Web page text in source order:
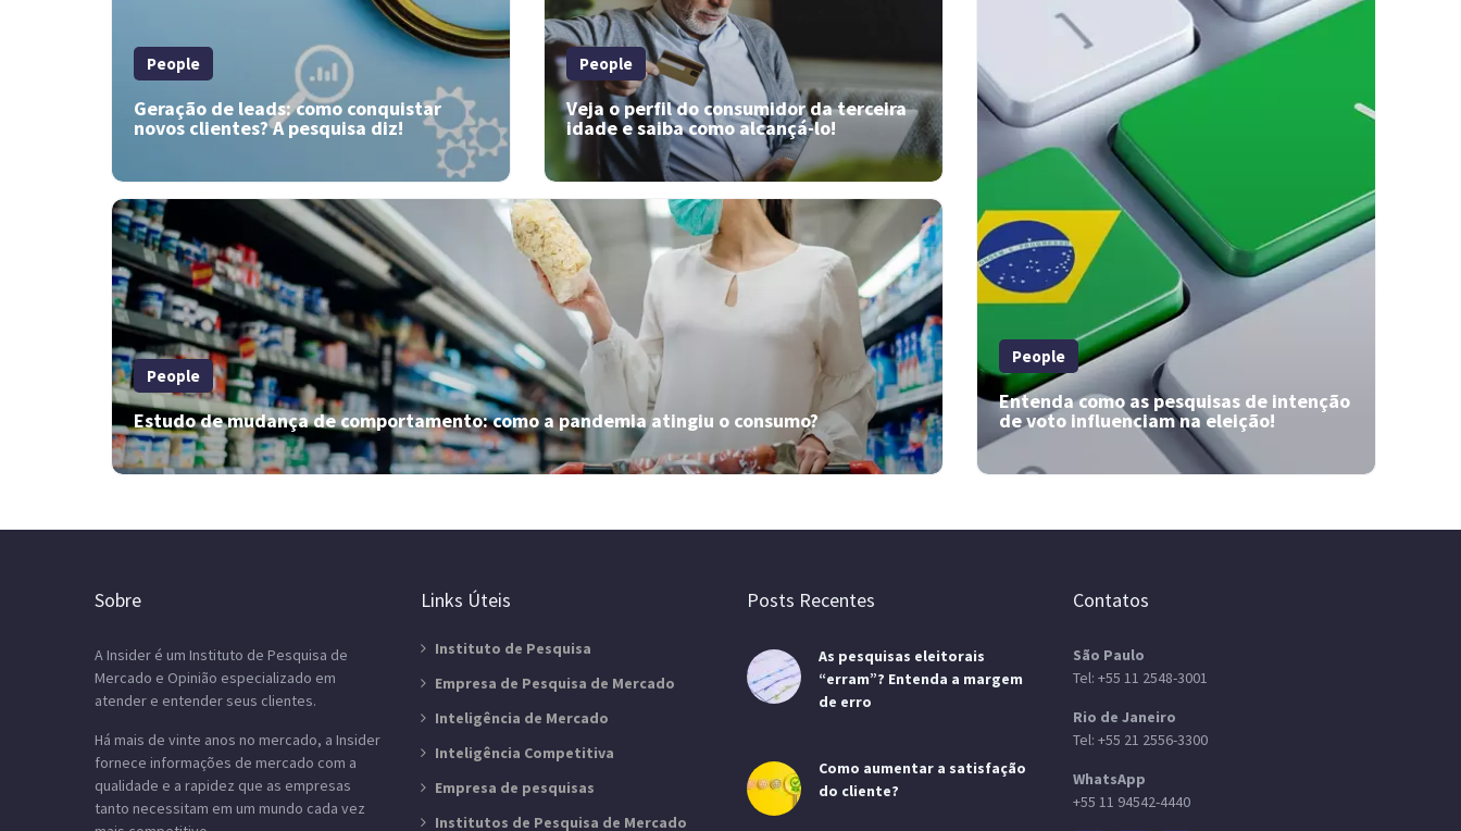
People
Geração de leads: como conquistar
novos clientes? A pesquisa diz!
Você sabe como conquistar novos clientes? A
Insider é especialista em pesquisas de mercado e
pode te ajudar. Confira!
Como melhorar a imagem, segundo
o Pacto Global da ONU
Quer melhorar sua imagem institucional? Inove
seguindo o Pacto Global da ONU. Confira mais
sobre o tema neste artigo da Insider!
People
Veja o perfil do consumidor da terceira
idade e saiba como alcançá-lo!
Veja o perfil do consumidor da
Caso a sua empresa ainda não pense no perfil do
consumidor da terceira idade, veja esse artigo e
descubra por que pensar nele.
Você sabe o que é customer
experience e qual a sua
importância?
Saiba agora mesmo o que é customer
experience e como ela é importante para sua
empresa! Veja agora mesmo no blog da Insider.
People
Entenda como as pesquisas de intenção
de voto influenciam na eleição!
People
Estudo de mudança de comportamento: como a pandemia atingiu o consumo?
Sobre
A Insider é um Instituto de Pesquisa de
Mercado e Opinião especializado em
atender e entender seus clientes.
Há mais de vinte anos no mercado, a Insider
fornece informações de mercado com a
qualidade e a rapidez que as empresas
tanto necessitam em um mundo cada vez
Links Úteis
Instituto de Pesquisa
Empresa de Pesquisa de Mercado
Inteligência de Mercado
Inteligência Competitiva
Empresa de pesquisas
Institutos de Pesquisa de Mercado
Posts Recentes
As pesquisas eleitorais
“erram”? Entenda a margem
de erro
Como aumentar a satisfação
do cliente?
Contatos
São Paulo
Tel: +55 11 2548-3001
Rio de Janeiro
Tel: +55 21 2556-3300
WhatsApp
+55 11 94542-4440